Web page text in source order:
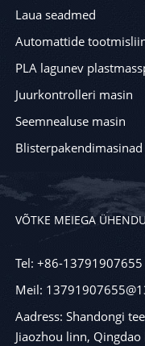
Laua seadmed
Automattide
PLA lagunev
Juurkontrolleri masin
Seemnealuse masin
Blisterpakendimasinad
VÕTKE MEIEGA
Tel: +86-13791907655
Meil:
Aadress: Shandongi
Jiaozhou linn,